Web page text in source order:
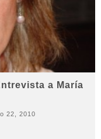
a María
22, 2010